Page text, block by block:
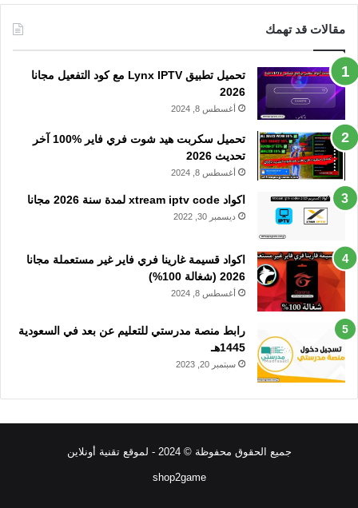
مقالات قد تهمك
تحميل تطبيق Lynx IPTV مع كود التفعيل مجانا
2026
أغسطس 8, 2024
تحميل سكربت هيد شوت فري فاير %100 آخر
تحديث 2026
أغسطس 8, 2024
اكواد xtream iptv code لمدة سنة 2026 مجانا
ديسمبر 30, 2022
اكواد قسيمة غارينا فري فاير غير مستعملة مجانا
2026 (شغالة 100%)
أغسطس 8, 2024
رابط منصة مدرستي للتعليم عن بعد في السعودية
1445هـ
سبتمبر 20, 2023
جميع الحقوق محفوظة © 2024 - لموقع تقنية أونلاين
shop2game